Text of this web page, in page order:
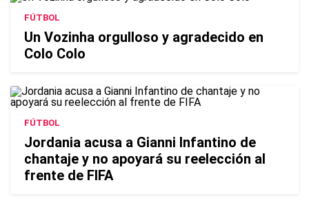
FÚTBOL
Un Vozinha orgulloso y agradecido en
Colo Colo
FÚTBOL
Jordania acusa a Gianni Infantino de
chantaje y no apoyará su reelección al
frente de FIFA